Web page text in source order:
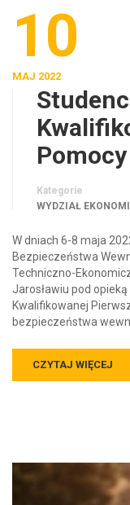
10
MAJ 2022
Pomocy
Kategorie
WYDZIAŁ
W dniach 6-8 maja
Bezpieczeństwa
Techniczno-
Jarosławiu pod
Kwalifikowanej
bezpieczeństwa
CZYTAJ WIĘCEJ